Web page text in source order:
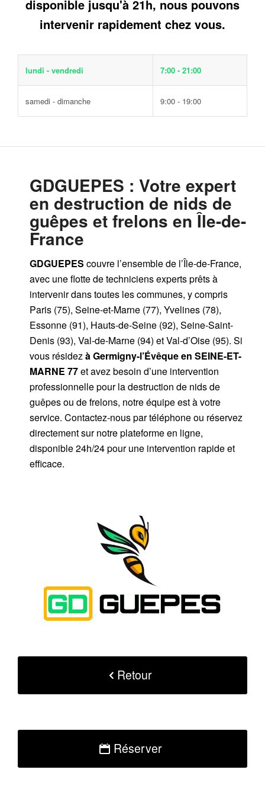
disponible jusqu'à 21h, nous pouvons
intervenir rapidement chez vous.
lundi - vendredi 7:00 - 21:00
samedi - dimanche 9:00 - 19:00
GDGUEPES : Votre expert
en destruction de nids de
guêpes et frelons en Île-de-
France
GDGUEPES couvre l’ensemble de l’Île-de-France,
avec une flotte de techniciens experts prêts à
intervenir dans toutes les communes, y compris
Paris (75), Seine-et-Marne (77), Yvelines (78),
Essonne (91), Hauts-de-Seine (92), Seine-Saint-
Denis (93), Val-de-Marne (94) et Val-d’Oise (95). Si
vous résidez à Germigny-l’Évêqueen SEINE-ET-
MARNE 77et avez besoin d’une intervention
professionnelle pour la destruction de nids de
guêpes ou de frelons, notre équipe est à votre
service. Contactez-nous par téléphone ou réservez
directement sur notre plateforme en ligne,
disponible 24h/24 pour une intervention rapide et
efficace.
Retour
Réserver